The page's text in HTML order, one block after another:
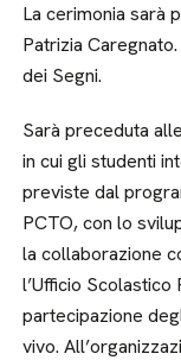
La cerimonia sarà
Patrizia
dei Segni.
Sarà preceduta
in cui gli studenti
previste dal
PCTO, con lo
la collaborazione
l’Ufficio
partecipazione
vivo.